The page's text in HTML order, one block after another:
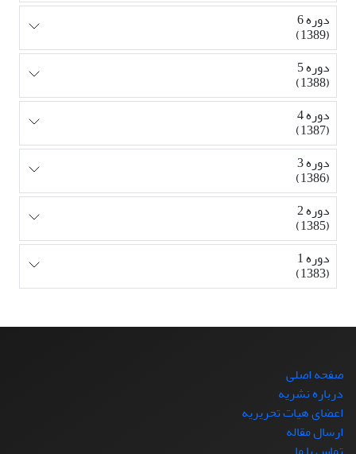
دوره 6
(1389)
دوره 5
(1388)
دوره 4
(1387)
دوره 3
(1386)
دوره 2
(1385)
دوره 1
(1383)
صفحه اصلی
درباره نشریه
اعضای هیات تحریریه
ارسال مقاله